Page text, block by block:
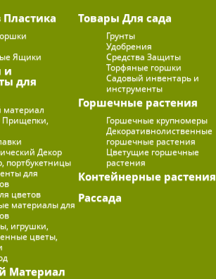
Ящики
и
для
Прищепки,
Декор
портбукетницы
для
цветов
материалы для
игрушки,
цветы,
Материал
Товары Для сада
Грунты
Удобрения
Средства Защиты
Торфяные горшки
Садовый инвентарь и
инструменты
Горшечные растения
Горшечные крупномеры
Декоративнолиственные
горшечные растения
Цветущие горшечные
растения
Контейнерные растения
Рассада